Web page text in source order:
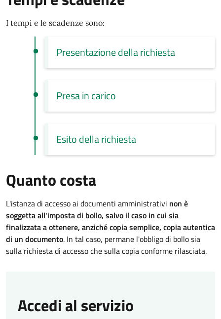
I tempi e le scadenze sono:
Presentazione della richiesta
Presa in carico
Esito della richiesta
Quanto costa
L'istanza di accesso ai documenti amministrativi non è
soggetta all'imposta di bollo, salvo il caso in cui sia
finalizzata a ottenere, anziché copia semplice, copia autentica
di un documento. In tal caso, permane l'obbligo di bollo sia
sulla richiesta di accesso che sulla copia conforme rilasciata.
Accedi al servizio